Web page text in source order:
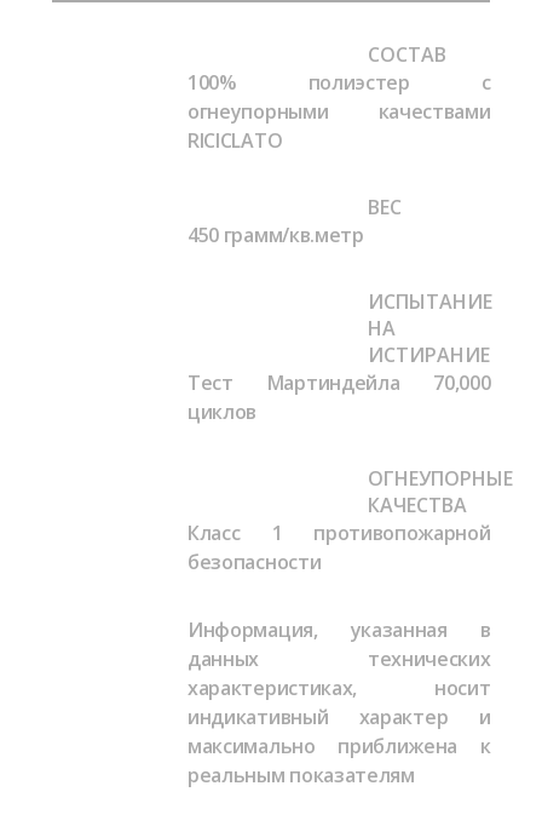
СОСТАВ
100% полиэстер с
огнеупорными качествами
RICICLATO
ВЕС
450 грамм/кв.метр
ИСПЫТАНИЕ
НА
ИСТИРАНИЕ
Тест Мартиндейла 70,000
циклов
ОГНЕУПОРНЫЕ
КАЧЕСТВА
Класс 1 противопожарной
безопасности
Информация, указанная в
данных технических
характеристиках, носит
индикативный характер и
максимально приближена к
реальным показателям